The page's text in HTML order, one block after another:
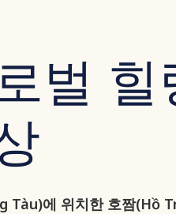
벌 힐
Tàu)에 위치한 호짬(Hồ